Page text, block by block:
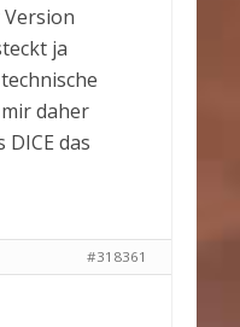
ja
daher
das
#318361